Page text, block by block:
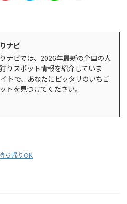
ナビ
ナビでは、2026年最新の全国の人
りスポット情報を紹介していま
トで、あなたにピッタリのいちご
トを見つけてください。
ち帰りOK